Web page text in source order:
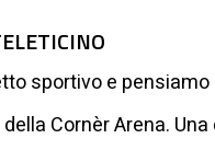
sportivo e
Cornèr Arena.